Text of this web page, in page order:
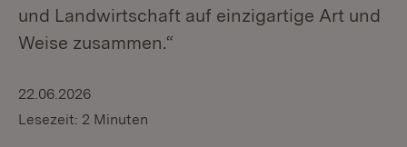
und Landwirtschaft auf einzigartige Art und
Weise zusammen.“
22.06.2026
Lesezeit: 2 Minuten